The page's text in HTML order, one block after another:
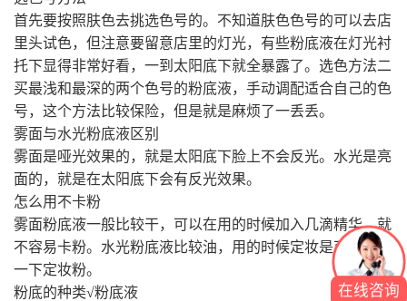
首先要按照肤色去挑选色号的。不知道肤色色号的可以去店
里头试色，但注意要留意店里的灯光，有些粉底液在灯光衬
托下显得非常好看，一到太阳底下就全暴露了。选色方法二
买最浅和最深的两个色号的粉底液，手动调配适合自己的色
号，这个方法比较保险，但是就是麻烦了一丢丢。
雾面与水光粉底液区别
雾面是哑光效果的，就是太阳底下脸上不会反光。水光是亮
面的，就是在太阳底下会有反光效果。
怎么用不卡粉
雾面粉底液一般比较干，可以在用的时候加入几滴精华，就
不容易卡粉。水光粉底液比较油，用的时候定妆是可以多压
一下定妆粉。
粉底的种类√粉底液
在线咨询